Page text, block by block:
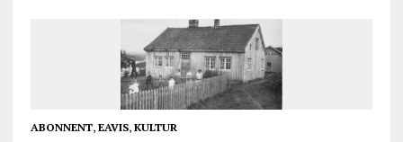
ABONNENT, EAVIS, KULTUR